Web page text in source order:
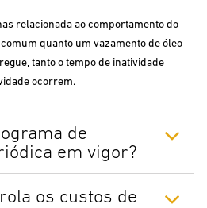
relacionada ao comportamento do
quanto um vazamento de óleo
tanto o tempo de inatividade
ocorrem.
de
em vigor?
os custos de